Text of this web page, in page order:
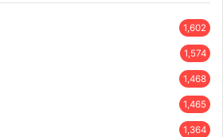
1,602
1,574
1,468
1,465
1,364